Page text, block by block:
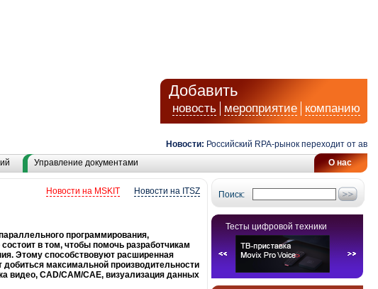
Добавить
новость мероприятие компанию
Новости: Российский RPA-рынок переходит от
О нас
Управление документами
Поиск:
Тесты цифровой техники
Новости на ITSZ
Новости на MSKIT
программирования,
в том, чтобы помочь разработчикам
Этому способствовуют расширенная
максимальной производительности
видео, CAD/CAM/CAE, визуализация данных